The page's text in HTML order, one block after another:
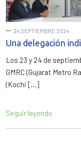
24 SEPTIEMBRE 2024
Una delegación
Los 23 y 24 de
GMRC (Gujarat Metro
(Kochi […]
Seguir leyendo